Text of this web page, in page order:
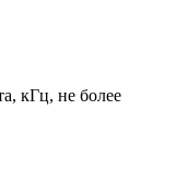
кГц, не более